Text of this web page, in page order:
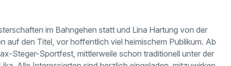
im Bahngehen statt und Lina Hartung von der
auf den Titel, vor hoffentlich viel heimischem Publikum. Ab
Steger-Sportfest, mittlerweile schon traditionell unter der